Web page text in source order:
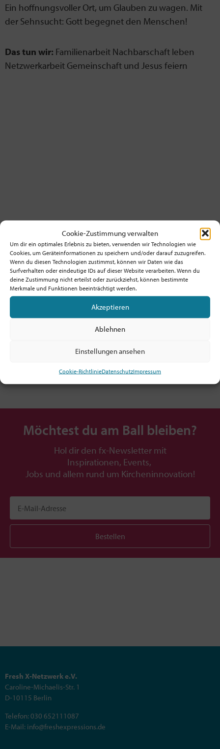
Cookie-Zustimmung verwalten
Um dir ein optimales Erlebnis zu bieten, verwenden wir Technologien wie
Cookies, um Geräteinformationen zu speichern und/oder darauf zuzugreifen.
Wenn du diesen Technologien zustimmst, können wir Daten wie das
Surfverhalten oder eindeutige IDs auf dieser Website verarbeiten. Wenn du
deine Zustimmung nicht erteilst oder zurückziehst, können bestimmte
Merkmale und Funktionen beeinträchtigt werden.
Akzeptieren
Ablehnen
Einstellungen ansehen
Cookie-RichtlinieDatenschutzImpressum
Ein hoffnungsvoller Ort, um Glauben zu wagen. Mit
der Sehnsucht: Gott begegnet den Menschen!
Das tun wir: Familienarbeit Nachbarschaft leben
Netzwerkarbeit Gemeinschaft und Jesus feiern
Homepage
Existiert seit: 2017
Träger:Weitere Wege e.V.
Möchtest du am Ball bleiben?
Hol dir den fx-Newsletter mit
Inspirationen, Events,
Jobs und allem rund um Kircheninnovation!
Bestellen
Fresh X-Netzwerk e.V.
Caroline-Michaelis-Str. 1
D-10115 Berlin
Telefon: 030 652111087
E-Mail: info@freshexpressions.de